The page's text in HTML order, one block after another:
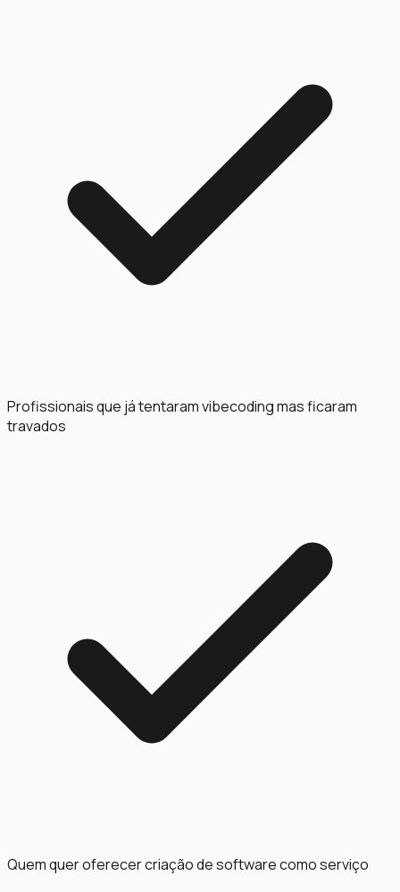
Profissionais que já tentaram vibecoding mas ficaram
travados
Quem quer oferecer criação de software como serviço